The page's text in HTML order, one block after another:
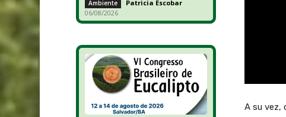
Ambiente Patricia Escobar -
06/08/2026
A su vez,